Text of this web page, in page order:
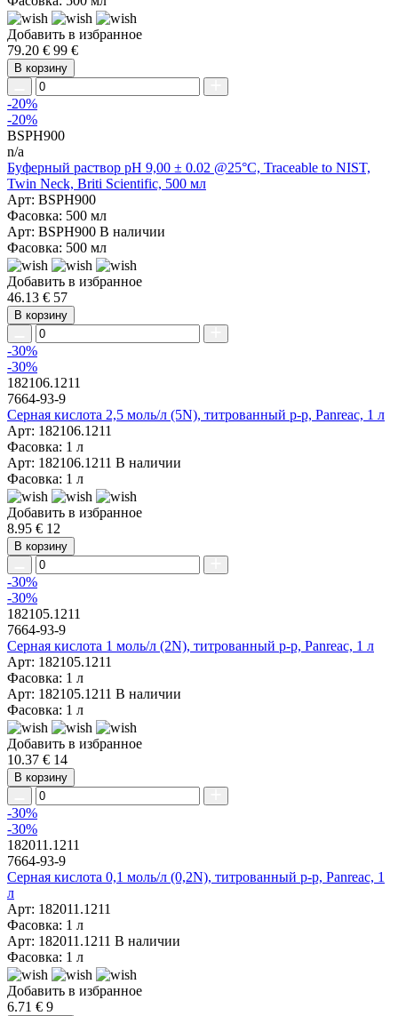
Добавить в избранное
79.20 € 99 €
В корзину
-20%
-20%
BSPH900
n/a
Буферный раствор pH 9,00 ± 0.02 @25°C, Traceable to NIST,
Twin Neck, Briti Scientific, 500 мл
Арт: BSPH900
Фасовка: 500 мл
Арт: BSPH900 В наличии
Фасовка: 500 мл
Добавить в избранное
46.13 € 57
В корзину
-30%
-30%
182106.1211
7664-93-9
Серная кислота 2,5 моль/л (5N), титрованный р-р, Panreac, 1 л
Арт: 182106.1211
Фасовка: 1 л
Арт: 182106.1211 В наличии
Фасовка: 1 л
Добавить в избранное
8.95 € 12
В корзину
-30%
-30%
182105.1211
7664-93-9
Серная кислота 1 моль/л (2N), титрованный р-р, Panreac, 1 л
Арт: 182105.1211
Фасовка: 1 л
Арт: 182105.1211 В наличии
Фасовка: 1 л
Добавить в избранное
10.37 € 14
В корзину
-30%
-30%
182011.1211
7664-93-9
Серная кислота 0,1 моль/л (0,2N), титрованный р-р, Panreac, 1
л
Арт: 182011.1211
Фасовка: 1 л
Арт: 182011.1211 В наличии
Фасовка: 1 л
Добавить в избранное
6.71 € 9